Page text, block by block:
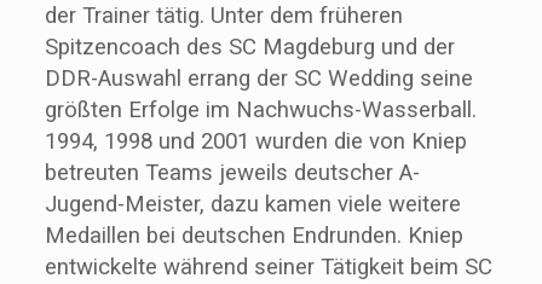
der Trainer tätig. Unter dem früheren
Spitzencoach des SC Magdeburg und der
DDR-Auswahl errang der SC Wedding seine
größten Erfolge im Nachwuchs-Wasserball.
1994, 1998 und 2001 wurden die von Kniep
betreuten Teams jeweils deutscher A-
Jugend-Meister, dazu kamen viele weitere
Medaillen bei deutschen Endrunden. Kniep
entwickelte während seiner Tätigkeit beim SC